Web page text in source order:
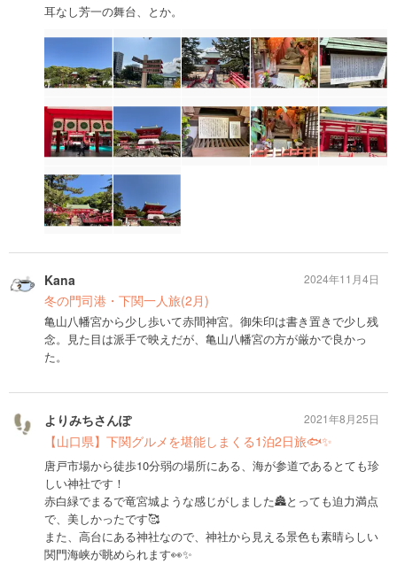
耳なし芳一の舞台、とか。
Kana
冬の門司港・下関一人旅(2月)
亀山八幡宮から少し歩いて赤間神宮。御朱印は書き置きで少し残
念。見た目は派手で映えだが、亀山八幡宮の方が厳かで良かっ
た。
2024年11月4日
よりみちさんぽ
【山口県】下関グルメを堪能しまくる1泊2日旅🐟✨
唐戸市場から徒歩10分弱の場所にある、海が参道であるとても珍
しい神社です！
赤白緑でまるで竜宮城ような感じがしました🏯とっても迫力満点
で、美しかったです🥰
また、高台にある神社なので、神社から見える景色も素晴らしい
関門海峡が眺められます👀✨
2021年8月25日